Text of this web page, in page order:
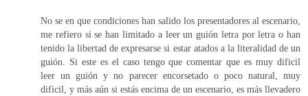
No se en que condiciones han salido los presentadores al escenario,
me refiero si se han limitado a leer un guión letra por letra o han
tenido la libertad de expresarse si estar atados a la literalidad de un
guión. Si este es el caso tengo que comentar que es muy dificil
leer un guión y no parecer encorsetado o poco natural, muy
dificil, y más aún si estás encima de un escenario, es más llevadero